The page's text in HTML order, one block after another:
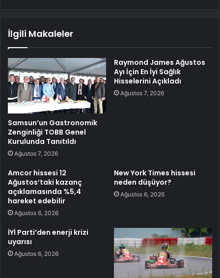
İlgili Makaleler
Samsun’un Gastronomik
Zenginliği TOBB Genel
Kurulunda Tanıtıldı
Ağustos 7, 2026
Raymond James Ağustos
Ayı İçin En İyi Sağlık
Hisselerini Açıkladı
Ağustos 7, 2026
Amcor hissesi 12
Ağustos’taki kazanç
açıklamasında %5,4
hareket edebilir
Ağustos 6, 2026
New York Times hissesi
neden düşüyor?
Ağustos 6, 2026
İYİ Parti’den enerji krizi
uyarısı
Ağustos 6, 2026